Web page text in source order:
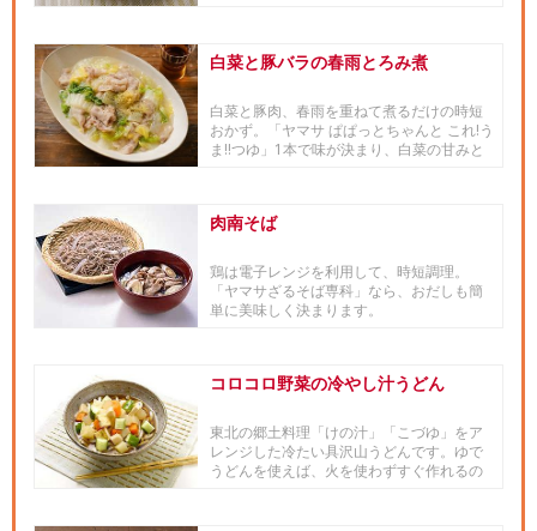
白菜と豚バラの春雨とろみ煮
白菜と豚肉、春雨を重ねて煮るだけの時短
おかず。「ヤマサ ぱぱっとちゃんと これ!う
ま!!つゆ」1本で味が決まり、白菜の甘みと
肉南そば
鶏は電子レンジを利用して、時短調理。
「ヤマサざるそば専科」なら、おだしも簡
単に美味しく決まります。
コロコロ野菜の冷やし汁うどん
東北の郷土料理「けの汁」「こづゆ」をア
レンジした冷たい具沢山うどんです。ゆで
うどんを使えば、火を使わずすぐ作れるの